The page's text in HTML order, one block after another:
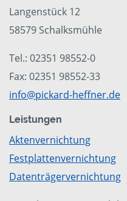
Langenstück 12
58579 Schalksmühle
Tel.: 02351 98552-0
Fax: 02351 98552-33
info@pickard-heffner.de
Leistungen
Aktenvernichtung
Festplattenvernichtung
Datenträgervernichtung